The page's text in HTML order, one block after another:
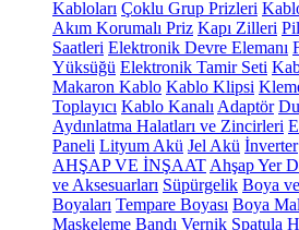
Kabloları Çoklu Grup Prizleri
Akım Korumalı Priz Kapı Zilleri
Saatleri Elektronik Devre Elemanı
Yüksüğü Elektronik Tamir Seti
Makaron Kablo Kablo Klipsi
Toplayıcı Kablo Kanalı Adaptör
Aydınlatma Halatları ve Zincirleri
Paneli Lityum Akü Jel Akü İnverter
AHŞAP VE İNŞAAT Ahşap Yer
ve Aksesuarları Süpürgelik Boya
Boyaları Tempare Boyası Boya
Maskeleme Bandı Vernik Spatula